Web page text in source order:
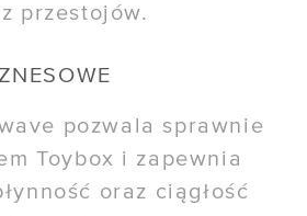
przestojów.
pozwala sprawnie
Toybox i zapewnia
oraz ciągłość